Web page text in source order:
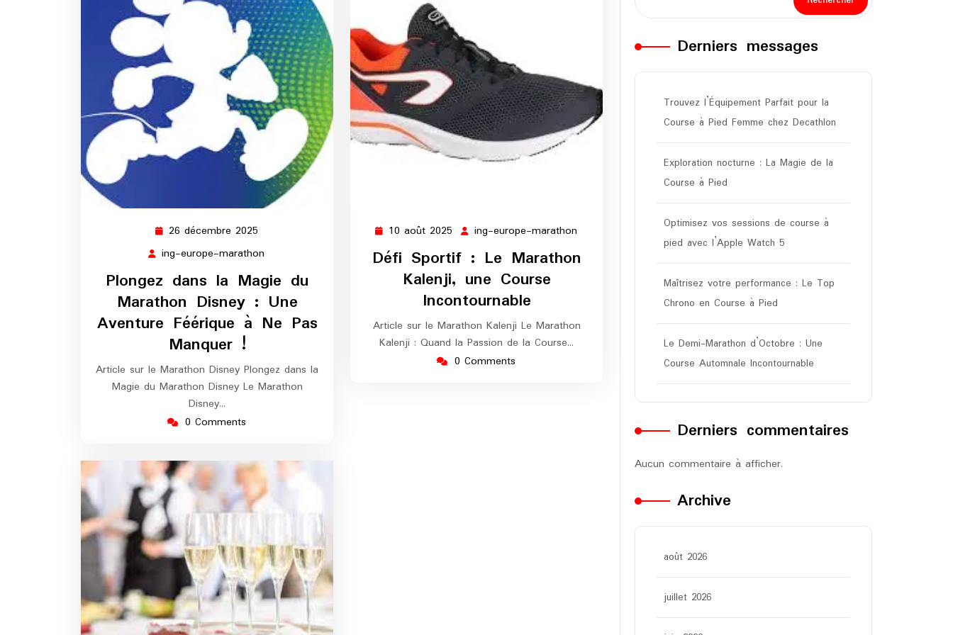
26 décembre 2025
décembre
ing-europe-marathon
europe-
marathon
Plongez dans la Magie du
Marathon Disney : Une
Aventure Féérique à Ne Pas
Manquer !
Article sur le Marathon Disney Plongez dans la
Magie du Marathon Disney Le Marathon
Disney…
0 Comments
10 août 2025 10
août
2025
ing-europe-marathon
marathon
Défi Sportif : Le Marathon
Kalenji, une Course
Incontournable
Article sur le Marathon Kalenji Le Marathon
Kalenji : Quand la Passion de la Course…
0 Comments
Derniers messages
Trouvez l’Équipement Parfait pour la
Course à Pied Femme chez Decathlon
Exploration nocturne : La Magie de la
Course à Pied
Optimisez vos sessions de course à
pied avec l’Apple Watch 5
Maîtrisez votre performance : Le Top
Chrono en Course à Pied
Le Demi-Marathon d’Octobre : Une
Course Automnale Incontournable
Derniers commentaires
Aucun commentaire à afficher.
Archive
août 2026
juillet 2026